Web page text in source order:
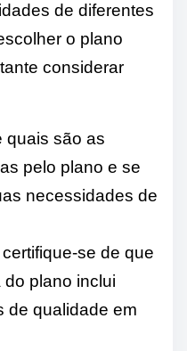
de diferentes
o plano
considerar
quais são as
pelo plano e se
necessidades de
se de que
plano inclui
de qualidade em